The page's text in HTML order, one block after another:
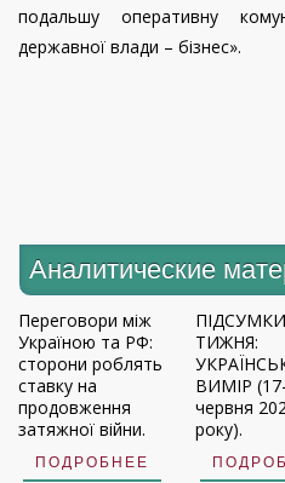
подальшу оперативну
державної влади – бізнес».
Аналитические
Переговори між
Україною та РФ:
сторони роблять
ставку на
продовження
затяжної війни.
ПОДРОБНЕЕ
ПІДСУМКИ
ТИЖНЯ:
ВИМІР
червня
року).